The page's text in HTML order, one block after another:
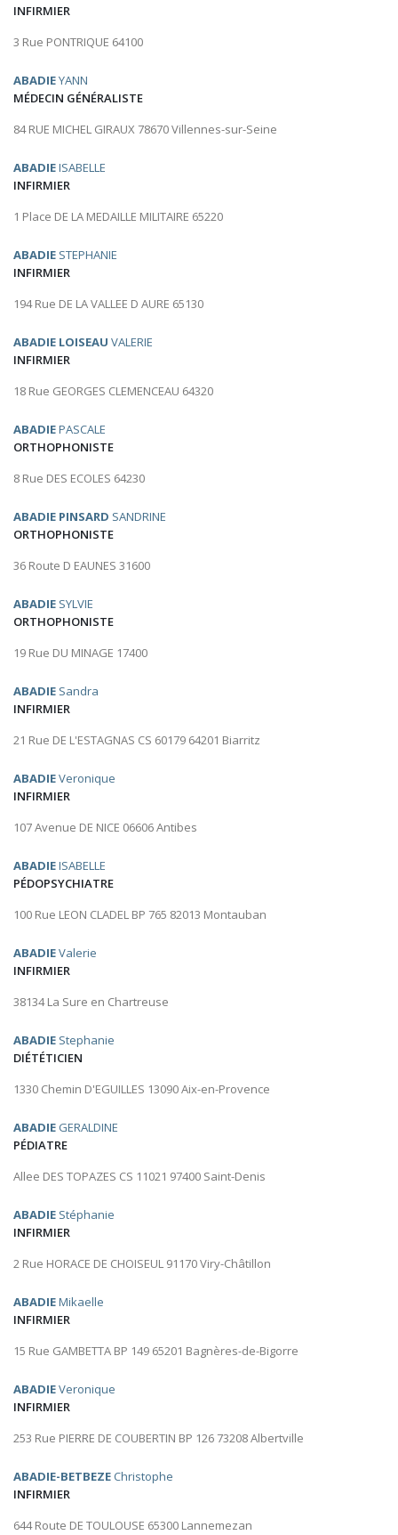
INFIRMIER
3 Rue PONTRIQUE 64100
ABADIEYANN
MÉDECIN GÉNÉRALISTE
84 RUE MICHEL GIRAUX 78670 Villennes-sur-Seine
ABADIEISABELLE
INFIRMIER
1 Place DE LA MEDAILLE MILITAIRE 65220
ABADIE STEPHANIE
INFIRMIER
194 Rue DE LA VALLEE D AURE 65130
ABADIE LOISEAU VALERIE
INFIRMIER
18 Rue GEORGES CLEMENCEAU 64320
ABADIEPASCALE
ORTHOPHONISTE
8 Rue DES ECOLES 64230
ABADIE PINSARD SANDRINE
ORTHOPHONISTE
36 Route D EAUNES 31600
ABADIE SYLVIE
ORTHOPHONISTE
19 Rue DU MINAGE 17400
ABADIE Sandra
INFIRMIER
21 Rue DE L'ESTAGNAS CS 60179 64201 Biarritz
ABADIEVeronique
INFIRMIER
107 Avenue DE NICE 06606 Antibes
ABADIEISABELLE
PÉDOPSYCHIATRE
100 Rue LEON CLADEL BP 765 82013 Montauban
ABADIEValerie
INFIRMIER
38134 La Sure en Chartreuse
ABADIE Stephanie
DIÉTÉTICIEN
1330 Chemin D'EGUILLES 13090 Aix-en-Provence
ABADIE GERALDINE
PÉDIATRE
Allee DES TOPAZES CS 11021 97400 Saint-Denis
ABADIE Stéphanie
INFIRMIER
2 Rue HORACE DE CHOISEUL 91170 Viry-Châtillon
ABADIEMikaelle
INFIRMIER
15 Rue GAMBETTA BP 149 65201 Bagnères-de-Bigorre
ABADIEVeronique
INFIRMIER
253 Rue PIERRE DE COUBERTIN BP 126 73208 Albertville
ABADIE-BETBEZE Christophe
INFIRMIER
644 Route DE TOULOUSE 65300 Lannemezan